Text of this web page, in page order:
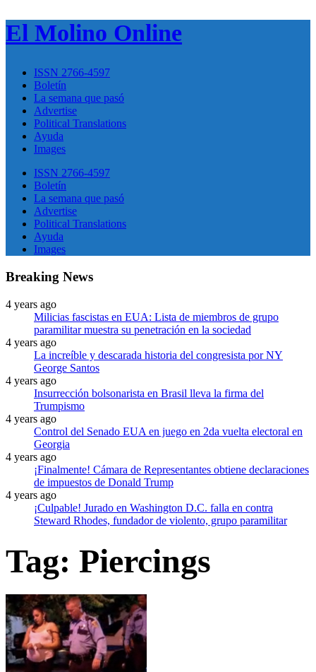
El Molino Online
ISSN 2766-4597
Boletín
La semana que pasó
Advertise
Political Translations
Ayuda
Images
ISSN 2766-4597
Boletín
La semana que pasó
Advertise
Political Translations
Ayuda
Images
Breaking News
4 years ago
Milicias fascistas en EUA: Lista de miembros de grupo
paramilitar muestra su penetración en la sociedad
4 years ago
La increíble y descarada historia del congresista por NY
George Santos
4 years ago
Insurrección bolsonarista en Brasil lleva la firma del
Trumpismo
4 years ago
Control del Senado EUA en juego en 2da vuelta electoral en
Georgia
4 years ago
¡Finalmente! Cámara de Representantes obtiene declaraciones
de impuestos de Donald Trump
4 years ago
¡Culpable! Jurado en Washington D.C. falla en contra
Steward Rhodes, fundador de violento, grupo paramilitar
Tag: Piercings